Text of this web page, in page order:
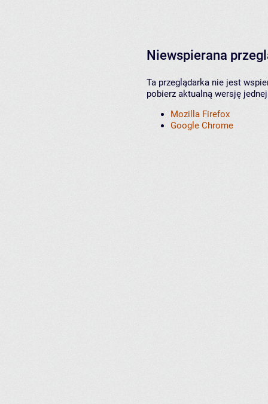
Niewspierana
Ta przeglądarka nie jest
pobierz aktualną wersję
Mozilla Firefox
Google Chrome